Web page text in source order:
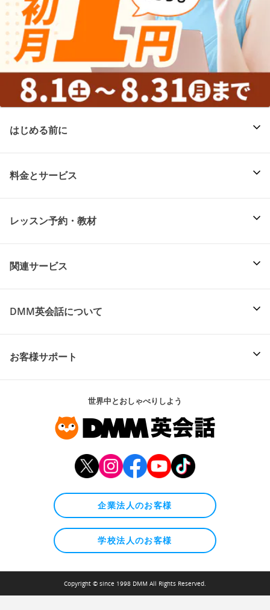
はじめる前に
料金とサービス
レッスン予約・教材
関連サービス
DMM英会話について
お客様サポート
世界中とおしゃべりしよう
企業法人のお客様
学校法人のお客様
Copyright © since 1998 DMM All Rights Reserved.